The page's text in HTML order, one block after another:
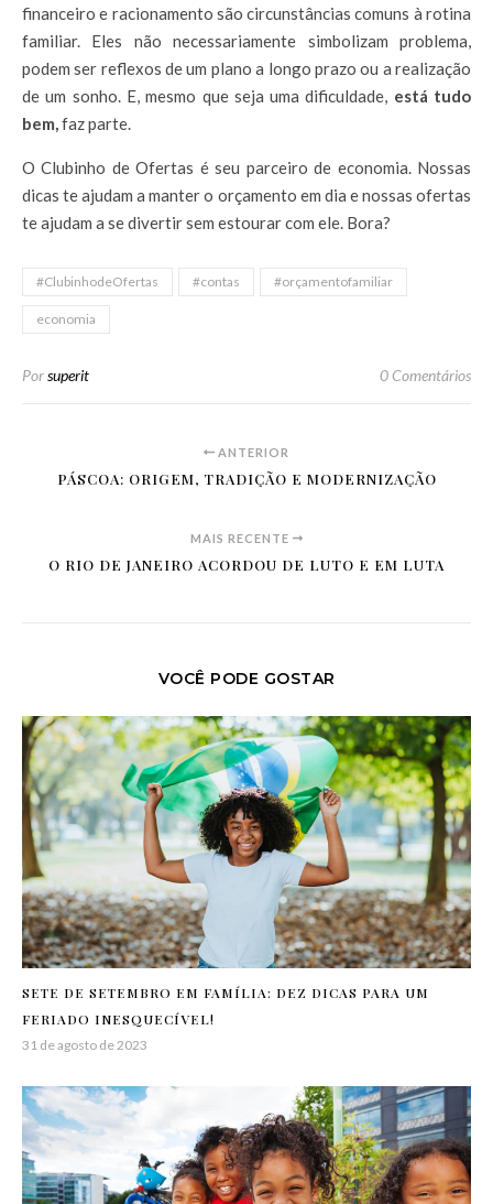
financeiro e racionamento são circunstâncias comuns à rotina
familiar. Eles não necessariamente simbolizam problema,
podem ser reflexos de um plano a longo prazo ou a realização
de um sonho. E, mesmo que seja uma dificuldade, está tudo
bem,faz parte.
O Clubinho de Ofertas é seu parceiro de economia. Nossas
dicas te ajudam a manter o orçamento em dia e nossas ofertas
te ajudam a se divertir sem estourar com ele. Bora?
#ClubinhodeOfertas #contas #orçamentofamiliar
economia
Porsuperit 0 Comentários
ANTERIOR
PÁSCOA: ORIGEM, TRADIÇÃO E MODERNIZAÇÃO
MAIS RECENTE
O RIO DE JANEIRO ACORDOU DE LUTO E EM LUTA
VOCÊ PODE GOSTAR
SETE DE SETEMBRO EM FAMÍLIA: DEZ DICAS PARA UM
FERIADO INESQUECÍVEL!
31 de agosto de 2023